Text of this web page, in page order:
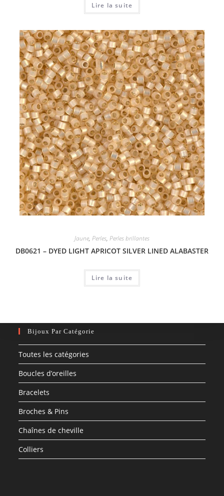
Lire la suite
Jaune, Perles, Perles brillantes
DB0621 – DYED LIGHT APRICOT SILVER LINED ALABASTER
Lire la suite
Bijoux Par Catégorie
Toutes les catégories
Boucles d’oreilles
Bracelets
Broches & Pins
Chaînes de cheville
Colliers